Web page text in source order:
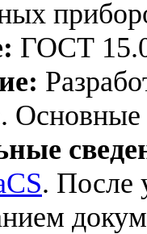
ГОСТ
. После